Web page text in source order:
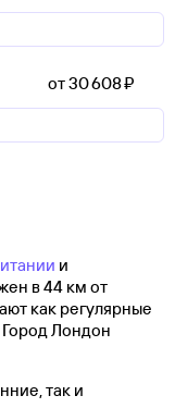
от 30 ⁠608 ⁠₽
и
в 44 км от
как регулярные
Город Лондон
так и